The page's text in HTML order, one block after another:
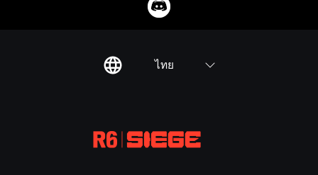
ไทย